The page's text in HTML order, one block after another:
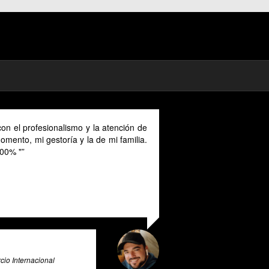
el profesionalismo y la atención de
mi gestoría y la de mi familia.
"
Internacional